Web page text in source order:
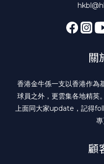
關
香港金牛係一支以香港作為
球員之外，更雲集各地精英
上面同大家update，記得
專
顧